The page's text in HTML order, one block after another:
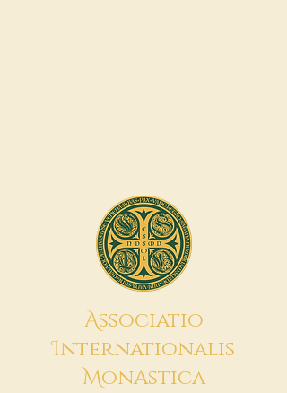
Associatio
Internationalis
MonAstica